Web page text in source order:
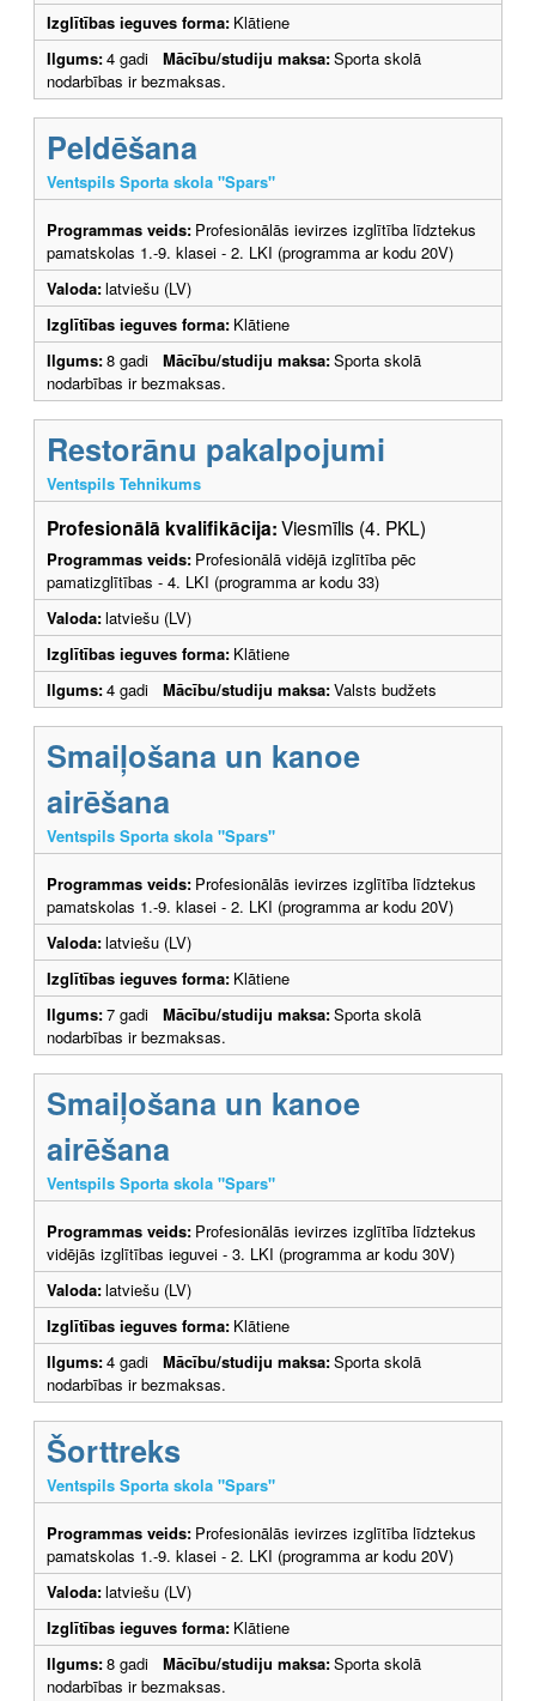
Izglītības ieguves forma: Klātiene
Ilgums:4 gadi Mācību/studiju maksa:Sporta skolā
nodarbības ir bezmaksas.
Peldēšana
Ventspils Sporta skola "Spars"
Programmas veids: Profesionālās ievirzes izglītība līdztekus
pamatskolas 1.-9. klasei - 2. LKI (programma ar kodu 20V)
Valoda:latviešu (LV)
Izglītības ieguves forma: Klātiene
Ilgums:8 gadi Mācību/studiju maksa:Sporta skolā
nodarbības ir bezmaksas.
Restorānu pakalpojumi
Ventspils Tehnikums
Profesionālā kvalifikācija:Viesmīlis (4. PKL)
Programmas veids: Profesionālā vidējā izglītība pēc
pamatizglītības - 4. LKI (programma ar kodu 33)
Valoda:latviešu (LV)
Izglītības ieguves forma: Klātiene
Ilgums:4 gadi Mācību/studiju maksa:Valsts budžets
Smaiļošana un kanoe
airēšana
Ventspils Sporta skola "Spars"
Programmas veids: Profesionālās ievirzes izglītība līdztekus
pamatskolas 1.-9. klasei - 2. LKI (programma ar kodu 20V)
Valoda:latviešu (LV)
Izglītības ieguves forma: Klātiene
Ilgums:7 gadi Mācību/studiju maksa:Sporta skolā
nodarbības ir bezmaksas.
Smaiļošana un kanoe
airēšana
Ventspils Sporta skola "Spars"
Programmas veids: Profesionālās ievirzes izglītība līdztekus
vidējās izglītības ieguvei - 3. LKI (programma ar kodu 30V)
Valoda:latviešu (LV)
Izglītības ieguves forma: Klātiene
Ilgums:4 gadi Mācību/studiju maksa:Sporta skolā
nodarbības ir bezmaksas.
Šorttreks
Ventspils Sporta skola "Spars"
Programmas veids: Profesionālās ievirzes izglītība līdztekus
pamatskolas 1.-9. klasei - 2. LKI (programma ar kodu 20V)
Valoda:latviešu (LV)
Izglītības ieguves forma: Klātiene
Ilgums:8 gadi Mācību/studiju maksa:Sporta skolā
nodarbības ir bezmaksas.